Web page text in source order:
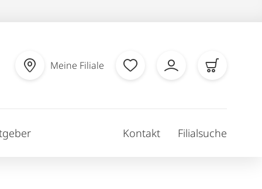
Meine Filiale
Kontakt Filialsuche